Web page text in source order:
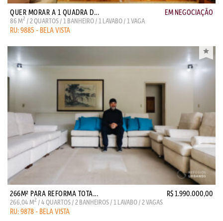
QUER MORAR A 1 QUADRA D... EM NEGOCIAÇÃO
86 M2 / 2 QUARTOS / 1 BANHEIRO / 1 LAVABO / 1 VAGA
RU: 9885 - BELA VISTA
266M² PARA REFORMA TOTA... R$ 1.990.000,00
266,04 M2 / 4 QUARTOS / 2 BANHEIROS / 1 LAVABO / 2 VAGAS
RU: 9878 - BELA VISTA